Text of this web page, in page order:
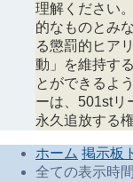
理解ください
的なものとみ
る懲罰的ヒア
動」を維持す
とができるよ
ーは、501stリ
永久追放する
ホーム 掲示板
全ての表示時